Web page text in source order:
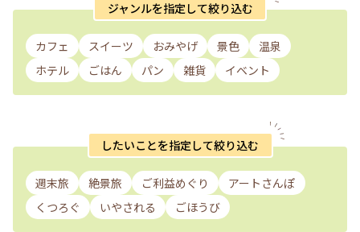
ジャンルを指定して絞り込む
カフェ スイーツ おみやげ 景色
温泉
ホテル
ごはん パン 雑貨 イベント
したいことを指定して絞り込む
週末旅 絶景旅 ご利益めぐり
アートさんぽ
くつろぐ
いやされる ごほうび